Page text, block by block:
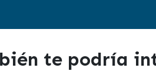
te podría